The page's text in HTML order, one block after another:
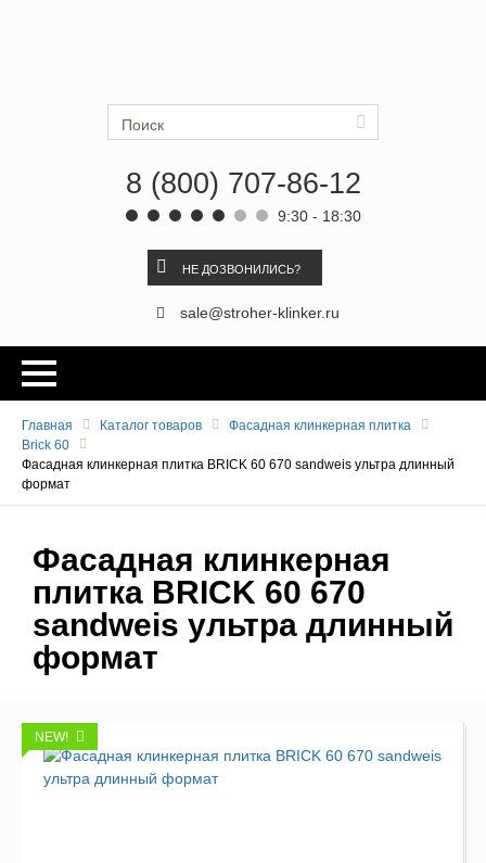
8 (800) 707-86-12
9:30 - 18:30
НЕ ДОЗВОНИЛИСЬ?
sale@stroher-klinker.ru
Главная Каталог товаров
Фасадная клинкерная плитка
Brick 60
Фасадная клинкерная плитка BRICK 60 670 sandweis ультра длинный
формат
Фасадная клинкерная
плитка BRICK 60 670
sandweis ультра длинный
формат
NEW!